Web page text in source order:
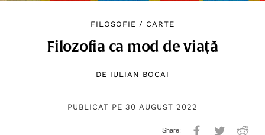
FILOSOFIE / CARTE
Filozofia ca mod de viață
DE IULIAN BOCAI
PUBLICAT PE 30 AUGUST 2022